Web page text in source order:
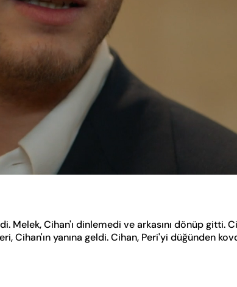
Melek, Cihan'ı dinlemedi ve arkasını dönüp gitti.
yanına geldi. Cihan, Peri'yi düğünden